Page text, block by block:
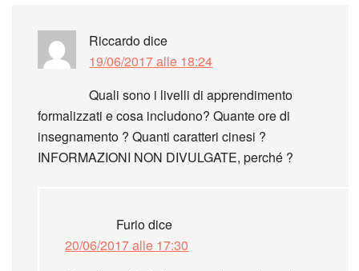
Riccardodice
19/06/2017 alle 18:24
Quali sono i livelli di apprendimento
formalizzati e cosa includono? Quante ore di
insegnamento ? Quanti caratteri cinesi ?
INFORMAZIONI NON DIVULGATE, perché ?
Furiodice
20/06/2017 alle 17:30